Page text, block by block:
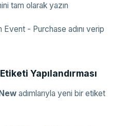
tam olarak yazın
- Purchase adını verip
Yapılandırması
adımlarıyla yeni bir etiket